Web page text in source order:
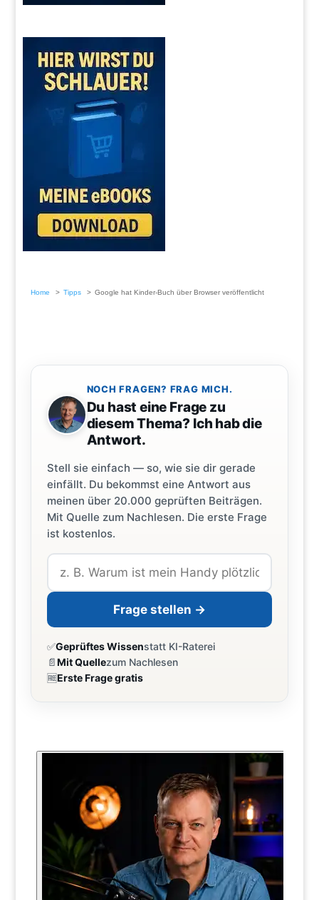
Home Tipps Google hat Kinder-Buch über Browser veröffentlicht
NOCH FRAGEN? FRAG MICH.
Du hast eine Frage zu
diesem Thema? Ich hab die
Antwort.
Stell sie einfach — so, wie sie dir gerade
einfällt. Du bekommst eine Antwort aus
meinen über 20.000 geprüften Beiträgen.
Mit Quelle zum Nachlesen. Die erste Frage
ist kostenlos.
Frage stellen →
✅Geprüftes Wissenstatt KI-Raterei
📄Mit Quellezum Nachlesen
🆓Erste Frage gratis